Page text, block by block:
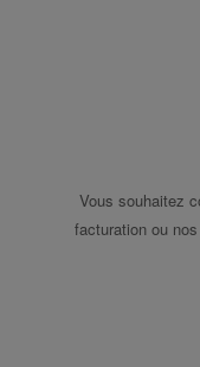
Vous souhaitez
facturation ou